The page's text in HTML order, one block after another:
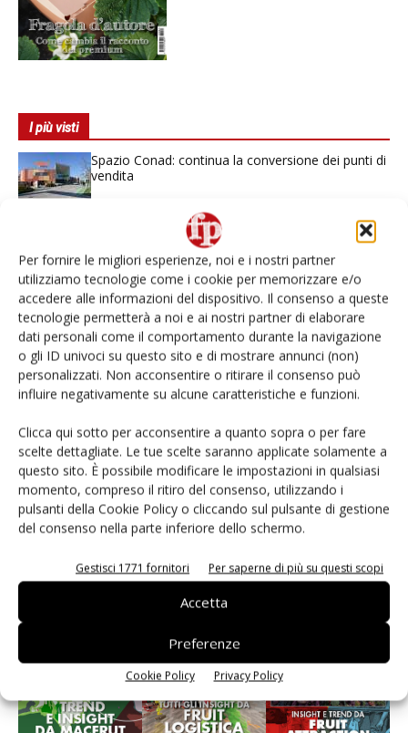
Per fornire le migliori esperienze, noi e i nostri partner
utilizziamo tecnologie come i cookie per memorizzare e/o
accedere alle informazioni del dispositivo. Il consenso a queste
tecnologie permetterà a noi e ai nostri partner di elaborare
dati personali come il comportamento durante la navigazione
o gli ID univoci su questo sito e di mostrare annunci (non)
personalizzati. Non acconsentire o ritirare il consenso può
influire negativamente su alcune caratteristiche e funzioni.
Clicca qui sotto per acconsentire a quanto sopra o per fare
scelte dettagliate. Le tue scelte saranno applicate solamente a
questo sito. È possibile modificare le impostazioni in qualsiasi
momento, compreso il ritiro del consenso, utilizzando i
pulsanti della Cookie Policy o cliccando sul pulsante di gestione
del consenso nella parte inferiore dello schermo.
Gestisci 1771 fornitori Per saperne di più su questi scopi
Accetta
Preferenze
Cookie Policy Privacy Policy
I più visti
Spazio Conad: continua la conversione dei punti di
vendita
Non è una susina: è Metis… e può rivoluzionare la
L’ortofrutta di Extra Supermercati tra localismo e
Ai #Repartofresh
Andamento prezzi ortofrutta in Italia al 27 luglio
2026
Leonardo Odorizzi: “Dobbiamo creare stupore nel
punto di vendita” #vocidellortofrutta